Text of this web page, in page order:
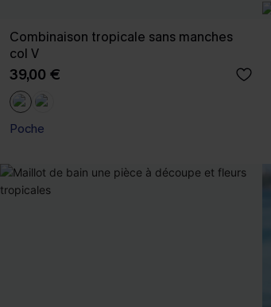
Combinaison tropicale sans manches
col V
39,00 €
Poche